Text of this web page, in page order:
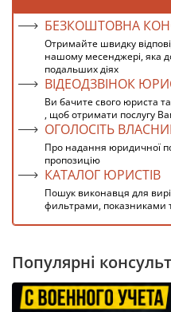
БЕЗКОШТОВНА
Отримайте швидку
нашому месенджері, яка
подальших діях
ВІДЕОДЗВІНОК
Ви бачите свого юриста
, щоб отримати послугу
ОГОЛОСІТЬ
Про надання юридичної
пропозицію
КАТАЛОГ ЮРИСТІВ
Пошук виконавця для
фильтрами, показниками
Популярні